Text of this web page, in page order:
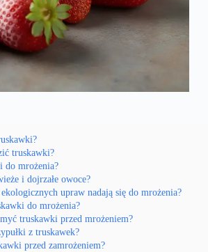
truskawki?
do mrożenia?
i dojrzałe owoce?
upraw nadają się do mrożenia?
do mrożenia?
truskawki przed mrożeniem?
z truskawek?
przed zamrożeniem?